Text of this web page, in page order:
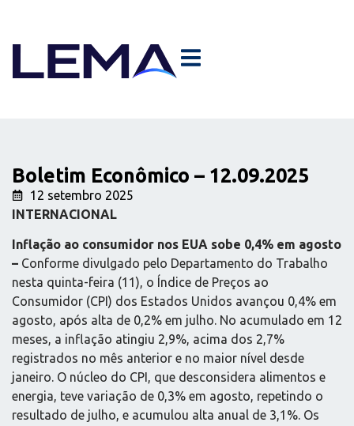
Boletim Econômico – 12.09.2025
12 setembro 2025
INTERNACIONAL
Inflação ao consumidor nos EUA sobe 0,4% em agosto
– Conforme divulgado pelo Departamento do Trabalho
nesta quinta-feira (11), o Índice de Preços ao
Consumidor (CPI) dos Estados Unidos avançou 0,4% em
agosto, após alta de 0,2% em julho. No acumulado em 12
meses, a inflação atingiu 2,9%, acima dos 2,7%
registrados no mês anterior e no maior nível desde
janeiro. O núcleo do CPI, que desconsidera alimentos e
energia, teve variação de 0,3% em agosto, repetindo o
resultado de julho, e acumulou alta anual de 3,1%. Os